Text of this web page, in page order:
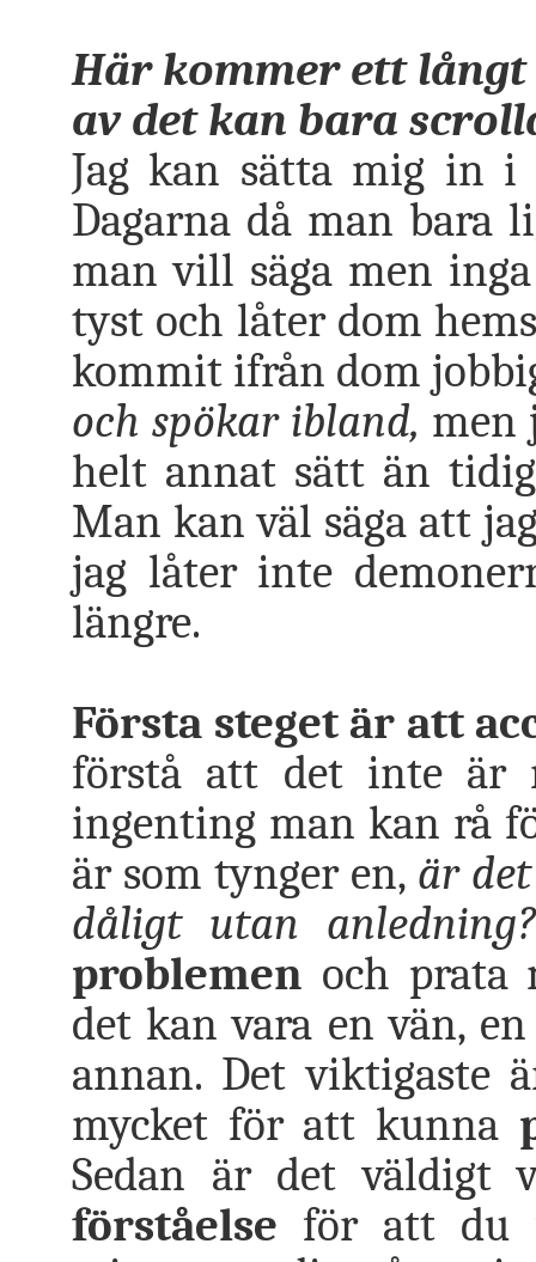
Här kommer ett
av det kan bara
Jag kan sätta mig in i
Dagarna då man bara
man vill säga men
tyst och låter dom
kommit ifrån dom
och spökar ibland, men
helt annat sätt än
Man kan väl säga att
jag låter inte
längre.
Första steget är att
förstå att det inte är
ingenting man kan rå
är som tynger en, är
dåligt utan anledning?
problemen och prata
det kan vara en vän,
annan. Det
mycket för att kunna
Sedan är det
förståelse för att du